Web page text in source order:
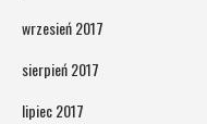
wrzesień 2017
sierpień 2017
lipiec 2017